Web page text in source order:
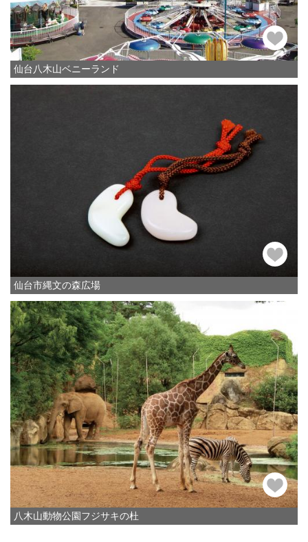
仙台八木山ベニーランド
仙台市縄文の森広場
八木山動物公園フジサキの杜